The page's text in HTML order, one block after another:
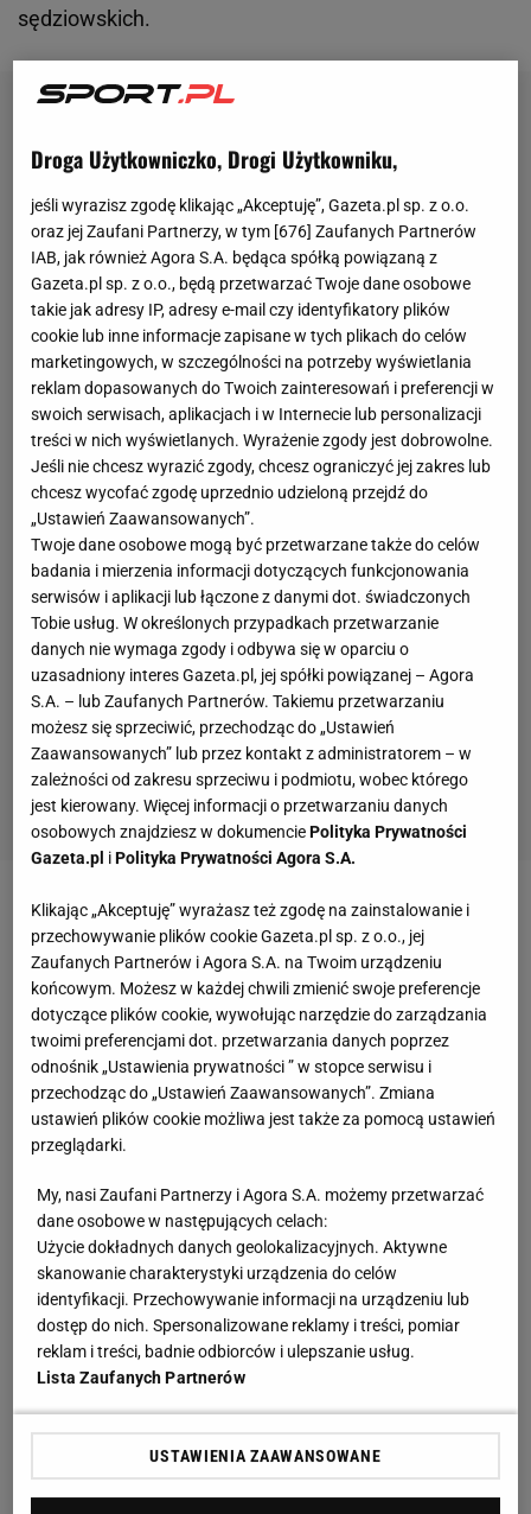
sędziowskich.
Zobacz wideoJeszcze 5 lat temu Michał Probierz
nie chciał być selekcjonerem. „Młodzieżówka była,
jak moje dziecko"
FC Barcelona znów "okradziona" przez sędziów.
Media grzmią po meczu z Atletico
Arbitrem głównym spotkania 15. kolejki La Liga
był Jose Maria Sanchez Martinez. I już niemal od
początku jego praca wzbudzała wiele dyskusji. Nie
dość, że nie odgwizdywał kilku spornych sytuacji, to
na dodatek sam przeszkadzał zawodnikom w
rozgrywaniu akcji. Tak było m.in. w pierwszej
połowie, kiedy to stanął na drodze Ilkaya
Guendogada. Niemiec wpadł na niego, przez co
stracił piłkę. Mimo to sędzia nie zdecydował się na
zatrzymanie gry i pozwolił Atletico na kontratak.
Droga Użytkowniczko, Drogi Użytkowniku,
jeśli wyrazisz zgodę klikając „Akceptuję”, Gazeta.pl sp. z o.o.
oraz jej Zaufani Partnerzy, w tym [676] Zaufanych Partnerów
IAB, jak również Agora S.A. będąca spółką powiązaną z
Gazeta.pl sp. z o.o., będą przetwarzać Twoje dane osobowe
takie jak adresy IP, adresy e-mail czy identyfikatory plików
cookie lub inne informacje zapisane w tych plikach do celów
marketingowych, w szczególności na potrzeby wyświetlania
reklam dopasowanych do Twoich zainteresowań i preferencji w
swoich serwisach, aplikacjach i w Internecie lub personalizacji
treści w nich wyświetlanych. Wyrażenie zgody jest dobrowolne.
Jeśli nie chcesz wyrazić zgody, chcesz ograniczyć jej zakres lub
chcesz wycofać zgodę uprzednio udzieloną przejdź do
„Ustawień Zaawansowanych”.
Twoje dane osobowe mogą być przetwarzane także do celów
badania i mierzenia informacji dotyczących funkcjonowania
serwisów i aplikacji lub łączone z danymi dot. świadczonych
Tobie usług. W określonych przypadkach przetwarzanie
danych nie wymaga zgody i odbywa się w oparciu o
uzasadniony interes Gazeta.pl, jej spółki powiązanej – Agora
S.A. – lub Zaufanych Partnerów. Takiemu przetwarzaniu
możesz się sprzeciwić, przechodząc do „Ustawień
Zaawansowanych” lub przez kontakt z administratorem – w
zależności od zakresu sprzeciwu i podmiotu, wobec którego
jest kierowany. Więcej informacji o przetwarzaniu danych
osobowych znajdziesz w dokumenciePolityka Prywatności
Gazeta.pl iPolityka Prywatności Agora S.A.
Klikając „Akceptuję” wyrażasz też zgodę na zainstalowanie i
przechowywanie plików cookie Gazeta.pl sp. z o.o., jej
Zaufanych Partnerów i Agora S.A. na Twoim urządzeniu
końcowym. Możesz w każdej chwili zmienić swoje preferencje
dotyczące plików cookie, wywołując narzędzie do zarządzania
twoimi preferencjami dot. przetwarzania danych poprzez
odnośnik „Ustawienia prywatności ” w stopce serwisu i
przechodząc do „Ustawień Zaawansowanych”. Zmiana
ustawień plików cookie możliwa jest także za pomocą ustawień
przeglądarki.
My, nasi Zaufani Partnerzy i Agora S.A. możemy przetwarzać
dane osobowe w następujących celach:
Użycie dokładnych danych geolokalizacyjnych. Aktywne
skanowanie charakterystyki urządzenia do celów
identyfikacji. Przechowywanie informacji na urządzeniu lub
dostęp do nich. Spersonalizowane reklamy i treści, pomiar
reklam i treści, badnie odbiorców i ulepszanie usług.
Lista Zaufanych Partnerów
USTAWIENIA ZAAWANSOWANE